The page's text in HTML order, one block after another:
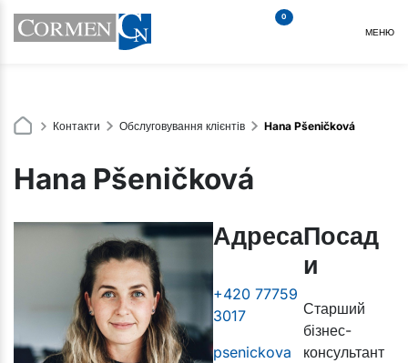
0
МЕНЮ
Контакти Обслуговування клієнтів Hana Pšeničková
Hana Pšeničková
Адреса
+420 77759
3017
psenickova
Посад
и
Старший
бізнес-
консультант